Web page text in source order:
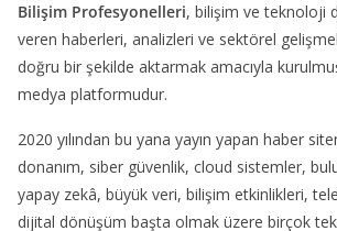
Bilişim Profesyonelleri, bilişim ve teknoloji
veren haberleri, analizleri ve sektörel
doğru bir şekilde aktarmak amacıyla
medya platformudur.
2020 yılından bu yana yayın yapan haber
donanım, siber güvenlik, cloud sistemler,
yapay zekâ, büyük veri, bilişim etkinlikleri,
dijital dönüşüm başta olmak üzere birçok